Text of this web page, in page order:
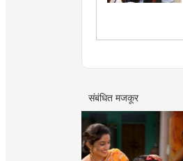
संबंधित मजकूर